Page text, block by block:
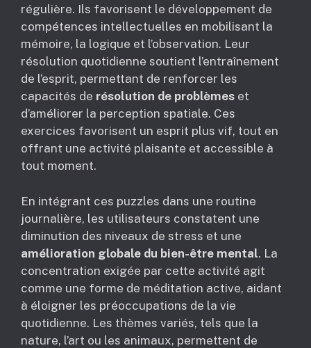
régulière. Ils favorisent le développement de
compétences intellectuelles en mobilisant la
mémoire, la logique et l’observation. Leur
résolution quotidienne soutient l’entraînement
de l’esprit, permettant de renforcer les
capacités de résolution de problèmes et
d’améliorer la perception spatiale. Ces
exercices favorisent un esprit plus vif, tout en
offrant une activité plaisante et accessible à
tout moment.
En intégrant ces puzzles dans une routine
journalière, les utilisateurs constatent une
diminution des niveaux de stress et une
amélioration globale du bien-être mental. La
concentration exigée par cette activité agit
comme une forme de méditation active, aidant
à éloigner les préoccupations de la vie
quotidienne. Les thèmes variés, tels que la
nature, l’art ou les animaux, permettent de